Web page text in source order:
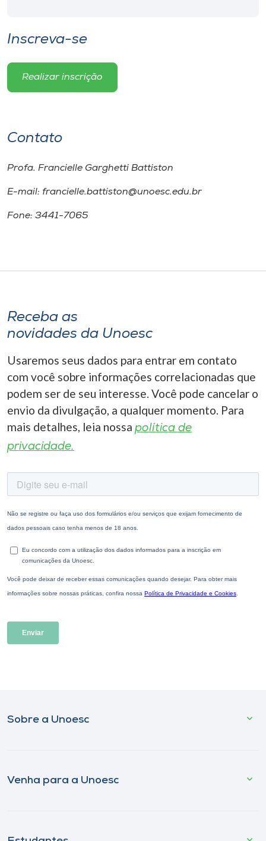
Inscreva-se
Realizar inscrição
Contato
Profa. Francielle Garghetti Battiston
E-mail: francielle.battiston@unoesc.edu.br
Fone: 3441-7065
Receba as
novidades da Unoesc
Usaremos seus dados para entrar em contato
com você sobre informações correlacionadas que
podem ser de seu interesse. Você pode cancelar o
envio da divulgação, a qualquer momento. Para
mais detalhes, leia nossa política de
privacidade.
Sobre a Unoesc
Venha para a Unoesc